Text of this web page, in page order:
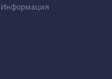
Информация